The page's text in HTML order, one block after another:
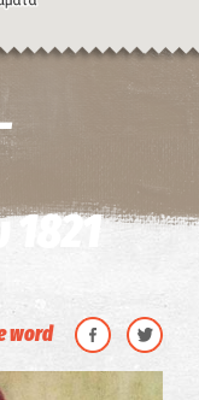
πνευματικά δικαιώματα
1821
word